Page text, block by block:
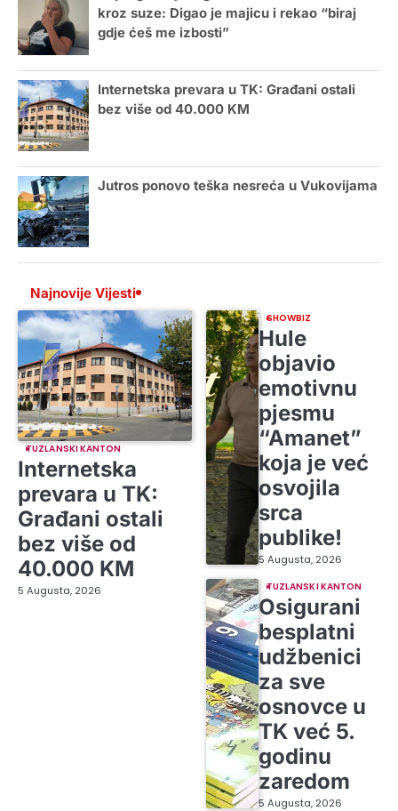
kroz suze: Digao je majicu i rekao “biraj
gdje ćeš me izbosti”
Internetska prevara u TK: Građani ostali
bez više od 40.000 KM
Jutros ponovo teška nesreća u Vukovijama
Najnovije Vijesti
TUZLANSKI KANTON
Internetska
prevara u TK:
Građani ostali
bez više od
40.000 KM
5 Augusta, 2026
SHOWBIZ
Hule
objavio
emotivnu
pjesmu
“Amanet”
koja je već
osvojila
srca
publike!
5 Augusta, 2026
TUZLANSKI KANTON
Osigurani
besplatni
udžbenici
za sve
osnovce u
TK već 5.
godinu
zaredom
5 Augusta, 2026